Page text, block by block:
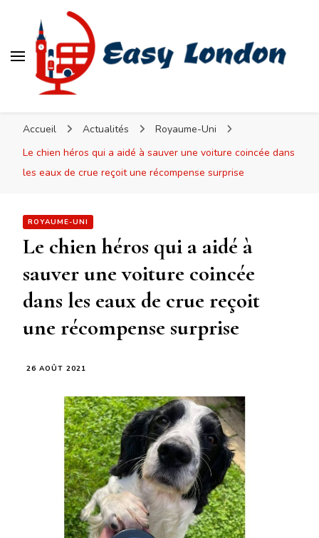
Accueil Actualités
Royaume-Uni
Le chien héros qui a aidé à sauver une voiture coincée dans
les eaux de crue reçoit une récompense surprise
ROYAUME-UNI
Le chien héros qui a aidé à
sauver une voiture coincée
dans les eaux de crue reçoit
une récompense surprise
26 AOÛT 2021